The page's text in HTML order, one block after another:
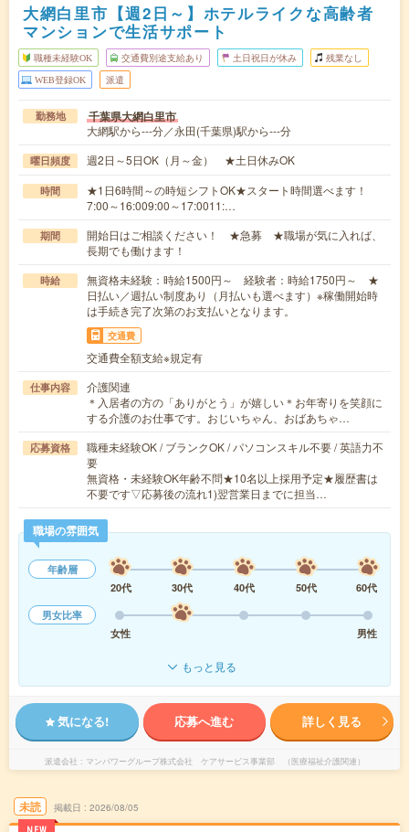
大網白里市【週2日～】ホテルライクな高齢者
マンションで生活サポート
職種未経験OK 交通費別途支給あり 土日祝日が休み 残業なし
WEB登録OK 派遣
勤務地 千葉県大網白里市
大網駅から---分／永田(千葉県)駅から---分
曜日頻度 週2日～5日OK（月～金） ★土日休みOK
時間
★1日6時間～の時短シフトOK★スタート時間選べます！
7:00～16:009:00～17:0011:…
期間
開始日はご相談ください！ ★急募 ★職場が気に入れば、
長期でも働けます！
時給
無資格未経験：時給1500円～ 経験者：時給1750円～ ★
日払い／週払い制度あり（月払いも選べます）※稼働開始時
は手続き完了次第のお支払いとなります。
交通費
交通費全額支給※規定有
仕事内容
介護関連
＊入居者の方の「ありがとう」が嬉しい＊お年寄りを笑顔に
する介護のお仕事です。おじいちゃん、おばあちゃ…
応募資格
職種未経験OK / ブランクOK / パソコンスキル不要 / 英語力不
要
無資格・未経験OK年齢不問★10名以上採用予定★履歴書は
不要です▽応募後の流れ1)翌営業日までに担当…
職場の雰囲気
年齢層
20代
30代 40代 50代
60代
男女比率
女性
男性
もっと見る
気になる! 応募へ進む 詳しく見る
派遣会社 マンパワーグループ株式会社 ケアサービス事業部 （医療福祉介護関連）
未読 掲載日 2026/08/05